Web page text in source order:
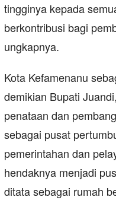
tingginya kepada
berkontribusi bagi
ungkapnya.
Kota Kefamenanu
demikian Bupati
penataan dan
sebagai pusat
pemerintahan dan
hendaknya menjadi
ditata sebagai rumah